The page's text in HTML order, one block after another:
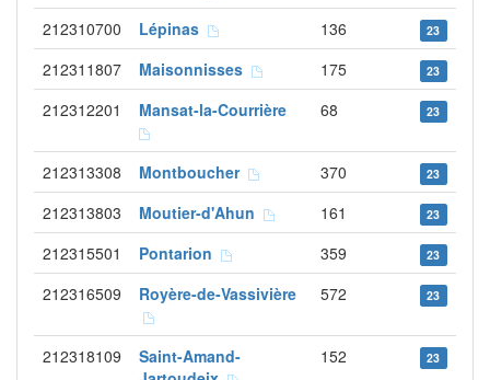
212310700 Lépinas 136 23
212311807 Maisonnisses 175 23
212312201 Mansat-la-Courrière 68 23
212313308 Montboucher 370 23
212313803 Moutier-d'Ahun 161 23
212315501 Pontarion 359 23
212316509 Royère-de-Vassivière 572 23
212318109
Saint-Amand-
152 23